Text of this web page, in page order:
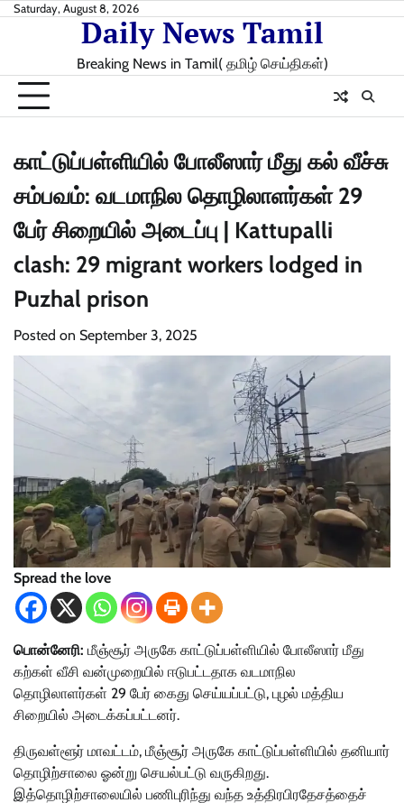
SkipSaturday, August 8, 2026
Daily News Tamil
Breaking News in Tamil( தமிழ் செய்திகள்)
காட்டுப்பள்ளியில் போலீஸார் மீது கல் வீச்சு
சம்பவம்: வடமாநில தொழிலாளர்கள் 29
பேர் சிறையில் அடைப்பு | Kattupalli
clash: 29 migrant workers lodged in
Puzhal prison
Posted on September 3, 2025
Spread the love
பொன்னேரி: மீஞ்சூர் அருகே காட்டுப்பள்ளியில் போலீஸார் மீது
கற்கள் வீசி வன்முறையில் ஈடுபட்டதாக வடமாநில
தொழிலாளர்கள் 29 பேர் கைது செய்யப்பட்டு, புழல் மத்திய
சிறையில் அடைக்கப்பட்டனர்.
திருவள்ளூர் மாவட்டம், மீஞ்சூர் அருகே காட்டுப்பள்ளியில் தனியார்
தொழிற்சாலை ஓன்று செயல்பட்டு வருகிறது.
இத்தொழிற்சாலையில் பணிபுரிந்து வந்த உத்திரபிரதேசத்தைச்